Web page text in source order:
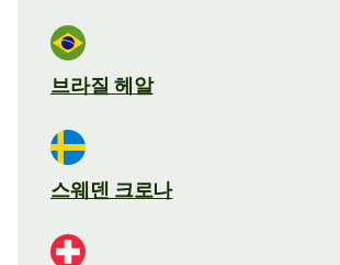
브라질 헤알
스웨덴 크로나